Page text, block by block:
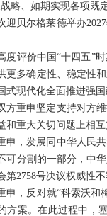
战略、如期实现各项既
迎贝尔格莱德举办
度评价中国“十四五”
更多确定性、稳定性
式现代化全面推进强国
方重申坚定支持对方
和重大关切问题上相
申，发展同中华人民
可分割的一部分，中
第2758号决议权威性
申，反对就“科索沃和
方案。在此过程中，